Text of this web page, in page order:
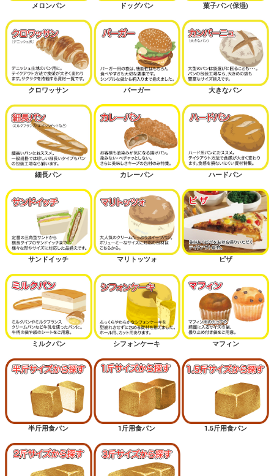
メロンパン ドッグパン 菓子パン(保湿)
クロワッサン バーガー 大きなパン
細長パン カレーパン ハードパン
サンドイッチ マリトッツォ ピザ
ミルクパン シフォンケーキ マフィン
半斤用食パン 1斤用食パン 1.5斤用食パン